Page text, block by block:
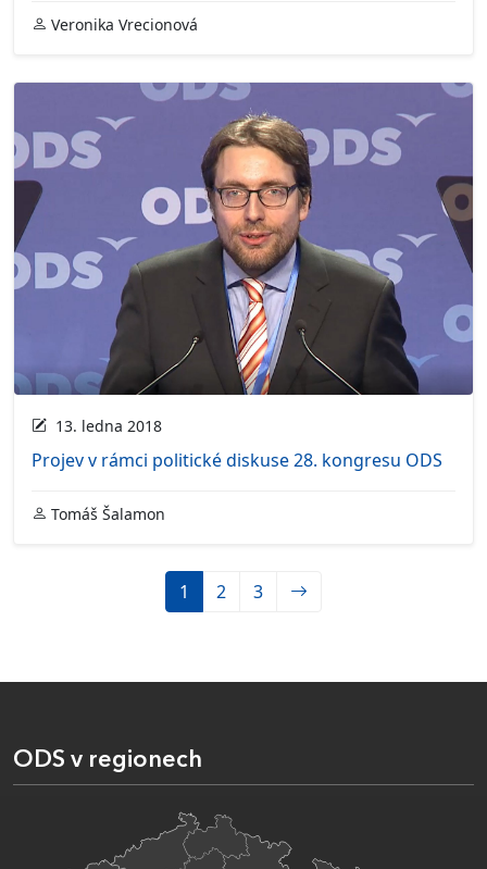
Veronika Vrecionová
13. ledna 2018
Projev v rámci politické diskuse 28. kongresu ODS
Tomáš Šalamon
1 2 3
ODS v regionech